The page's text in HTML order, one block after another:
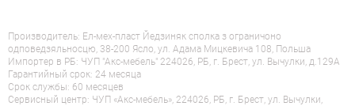
Производитель: Ел-мех-пласт Йедзиняк сполка з ограничоно
одповедзяльносцю, 38-200 Ясло, ул. Адама Мицкевича 108, Польша
Импортер в РБ: ЧУП "Акс-мебель" 224026, РБ, г. Брест, ул. Вычулки, д.129А
Гарантийный срок: 24 месяца
Срок службы: 60 месяцев
Сервисный центр: ЧУП «Акс-мебель», 224026, РБ, г. Брест, ул. Вычулки,